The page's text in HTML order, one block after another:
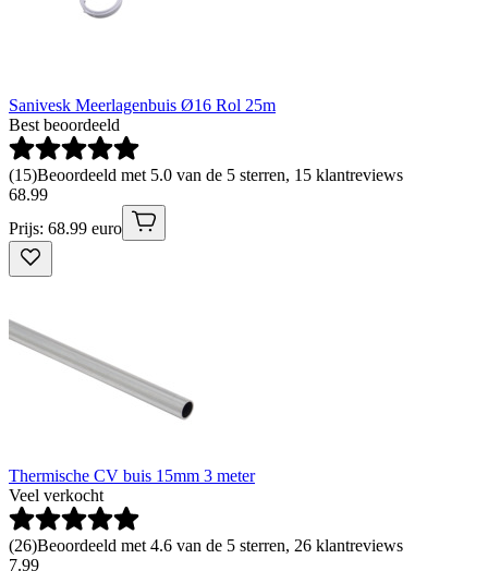
Sanivesk Meerlagenbuis Ø16 Rol 25m
Best beoordeeld
(15)Beoordeeld met 5.0 van de 5 sterren, 15 klantreviews
68.99
Prijs: 68.99 euro
Thermische CV buis 15mm 3 meter
Veel verkocht
(26)Beoordeeld met 4.6 van de 5 sterren, 26 klantreviews
7.99